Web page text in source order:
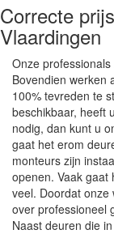
Correcte
Vlaardingen
Onze
Bovendien werken
100% tevreden te
beschikbaar, heeft
nodig, dan kunt u
gaat het erom
monteurs zijn
openen. Vaak gaat
veel. Doordat onze
over professioneel
Naast deuren die